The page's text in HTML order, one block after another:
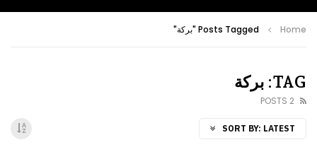
Home Posts Tagged "بركة"
TAG: بركة
2 POSTS
SORT BY: LATEST